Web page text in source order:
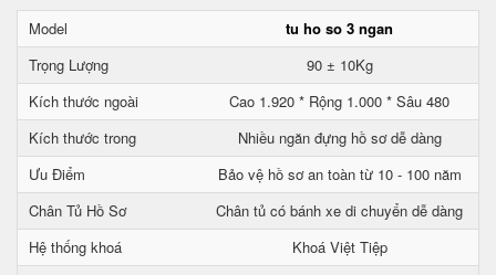
Model
tu ho so 3 ngan
Trọng Lượng
90 ± 10Kg
Kích thước ngoài
Cao 1.920 * Rộng 1.000 * Sâu 480
Kích thước trong
Nhiều ngăn đựng hồ sơ dễ dàng
Ưu Điểm
Bảo vệ hồ sơ an toàn từ 10 - 100 năm
Chân Tủ Hồ Sơ
Chân tủ có bánh xe di chuyển dễ dàng
Hệ thống khoá
Khoá Việt Tiệp